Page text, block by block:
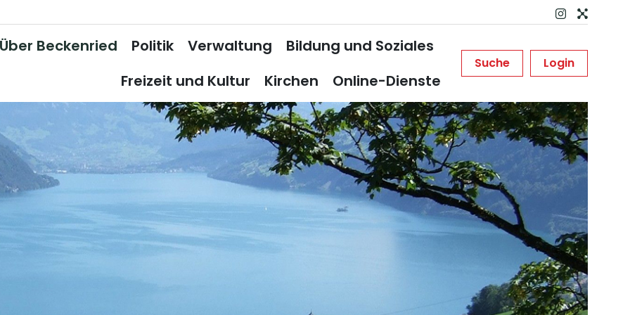
Über Beckenried Politik Verwaltung
Bildung und Soziales
Freizeit und Kultur
Kirchen Online-Dienste
Login
Suche